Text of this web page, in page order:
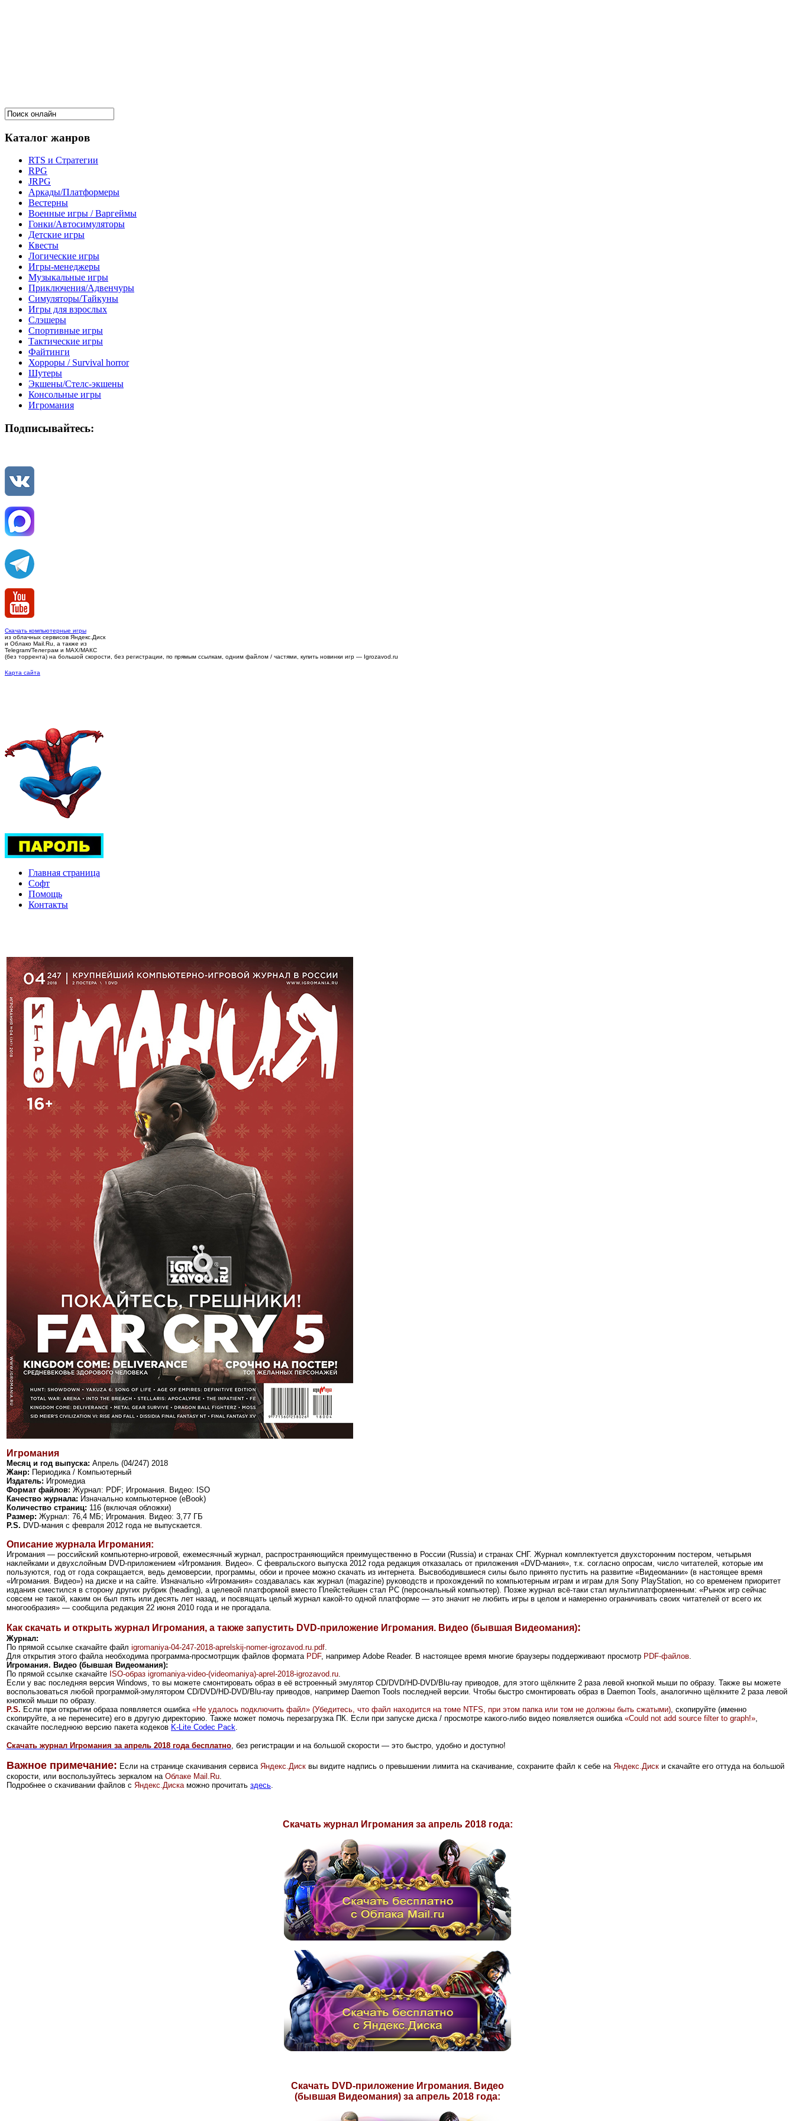
Каталог жанров
RTS и Стратегии
RPG
JRPG
Аркады/Платформеры
Вестерны
Военные игры / Варгеймы
Гонки/Автосимуляторы
Детские игры
Квесты
Логические игры
Игры-менеджеры
Музыкальные игры
Приключения/Адвенчуры
Симуляторы/Тайкуны
Игры для взрослых
Слэшеры
Спортивные игры
Тактические игры
Файтинги
Хорроры / Survival horror
Шутеры
Экшены/Стелс-экшены
Консольные игры
Игромания
Подписывайтесь:
Скачать компьютерные игры
из облачных сервисов Яндекс.Диск
и Облако Mail.Ru, а также из
Telegram/Телеграм и MAX/МАКС
(без торрента) на большой скорости, без регистрации, по прямым ссылкам, одним файлом / частями, купить новинки игр — Igrozavod.ru
Карта сайта
Главная страница
Софт
Помощь
Контакты
Игромания
Месяц и год выпуска: Апрель (04/247) 2018
Жанр: Периодика / Компьютерный
Издатель: Игромедиа
Формат файлов: Журнал: PDF; Игромания. Видео: ISO
Качество журнала: Изначально компьютерное (eBook)
Количество страниц: 116 (включая обложки)
Размер: Журнал: 76,4 МБ; Игромания. Видео: 3,77 ГБ
P.S. DVD-мания с февраля 2012 года не выпускается.
Описание журнала Игромания:
Игромания — российский компьютерно-игровой, ежемесячный журнал, распространяющийся преимущественно в России (Russia) и странах СНГ. Журнал комплектуется двухсторонним постером, четырьмя
наклейками и двухслойным DVD-приложением «Игромания. Видео». С февральского выпуска 2012 года редакция отказалась от приложения «DVD-мания», т.к. согласно опросам, число читателей, которые им
пользуются, год от года сокращается, ведь демоверсии, программы, обои и прочее можно скачать из интернета. Высвободившиеся силы было принято пустить на развитие «Видеомании» (в настоящее время
«Игромания. Видео») на диске и на сайте. Изначально «Игромания» создавалась как журнал (magazine) руководств и прохождений по компьютерным играм и играм для Sony PlayStation, но со временем приоритет
издания сместился в сторону других рубрик (heading), а целевой платформой вместо Плейстейшен стал PC (персональный компьютер). Позже журнал всё-таки стал мультиплатформенным: «Рынок игр сейчас
совсем не такой, каким он был пять или десять лет назад, и посвящать целый журнал какой-то одной платформе — это значит не любить игры в целом и намеренно ограничивать своих читателей от всего их
многообразия» — сообщила редакция 22 июня 2010 года и не прогадала.
Как скачать и открыть журнал Игромания, а также запустить DVD-приложение Игромания. Видео (бывшая Видеомания):
Журнал:
По прямой ссылке скачайте файл igromaniya-04-247-2018-aprelskij-nomer-igrozavod.ru.pdf
Для открытия этого файла необходима программа-просмотрщик файлов формата PDF, например Adobe Reader. В настоящее время многие браузеры поддерживают просмотр PDF-файлов
Игромания. Видео (бывшая Видеомания):
По прямой ссылке скачайте ISO-образ igromaniya-video-(videomaniya)-aprel-2018-igrozavod.ru
Если у вас последняя версия Windows, то вы можете смонтировать образ в её встроенный эмулятор CD/DVD/HD-DVD/Blu-ray приводов, для этого щёлкните 2 раза левой кнопкой мыши по образу. Также вы можете
воспользоваться любой программой-эмулятором CD/DVD/HD-DVD/Blu-ray приводов , например Daemon Tools последней версии. Чтобы быстро смонтировать образ в Daemon Tools, аналогично щёлкните 2 раза левой
кнопкой мыши по образу.
P.S. Если при открытии образа появляется ошибка «Не удалось подключить файл» (Убедитесь, что файл находится на томе NTFS, при этом папка или том не должны быть сжатыми) , скопируйте (именно
скопируйте, а не перенесите) его в другую директорию. Также может помочь перезагрузка ПК. Если при запуске диска / просмотре какого-либо видео появляется ошибка «Could not add source filter to graph!»
скачайте последнюю версию пакета кодеков K-Lite Codec Pack
Скачать журнал Игромания за апрель 2018 года бесплатно , без регистрации и на большой скорости — это быстро, удобно и доступно!
Важное примечание: Если на странице скачивания сервиса Яндекс.Диск вы видите надпись о превышении лимита на скачивание, сохраните файл к себе на Яндекс.Диск и скачайте его оттуда на большой
скорости, или воспользуйтесь зеркалом на Облаке Mail.Ru
Подробнее о скачивании файлов с Яндекс.Диска можно прочитать здесь
Скачать журнал Игромания за апрель 2018 года:
Скачать DVD-приложение Игромания. Видео
(бывшая Видеомания) за апрель 2018 года: